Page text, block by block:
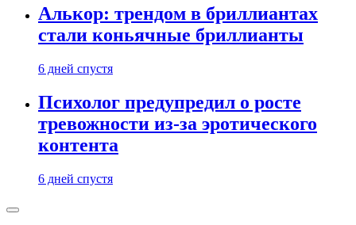
Алькор: трендом в бриллиантах
стали коньячные бриллианты
6 дней спустя
Психолог предупредил о росте
тревожности из-за эротического
контента
6 дней спустя